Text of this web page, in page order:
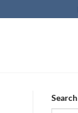
Search